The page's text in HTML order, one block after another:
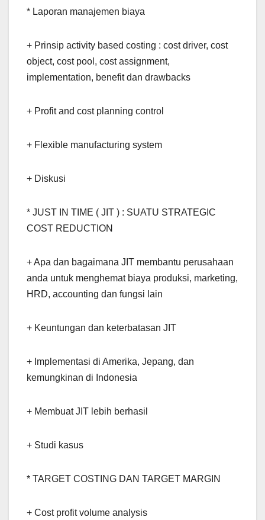
* Laporan manajemen biaya
+ Prinsip activity based costing : cost driver, cost
object, cost pool, cost assignment,
implementation, benefit dan drawbacks
+ Profit and cost planning control
+ Flexible manufacturing system
+ Diskusi
* JUST IN TIME ( JIT ) : SUATU STRATEGIC
COST REDUCTION
+ Apa dan bagaimana JIT membantu perusahaan
anda untuk menghemat biaya produksi, marketing,
HRD, accounting dan fungsi lain
+ Keuntungan dan keterbatasan JIT
+ Implementasi di Amerika, Jepang, dan
kemungkinan di Indonesia
+ Membuat JIT lebih berhasil
+ Studi kasus
* TARGET COSTING DAN TARGET MARGIN
+ Cost profit volume analysis